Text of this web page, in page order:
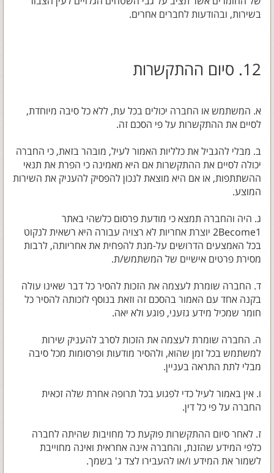
בשירות, ובהודעות לחברים אחרים.
12. סיום ההתקשרות
א. המשתמש או החברה יכולים בכל עת, ללא כל סיבה מיוחדת,
לסיים את ההתקשרות על פי הסכם זה.
ב. מבלי להגביל את כלליות האמור לעיל, מובהר בזאת, כי החברה
יכולה לסיים את ההתקשרות אם היא מאמינה כי הפרת את תנאי
ההשתתפות, או אם היא מוצאת לנכון להפסיק להעניק את השירות
המוצע.
ג. היה והחברה תמצא כי מודעת פרסום כלשהי באתר
2Become1 יוצרת אחריות לא רצויה עבורה היא רשאית לנקוט
בכל האמצעים הדרושים על-מנת להפחית את אחריותה, לרבות
מסירת פרטים אישיים של המשתמש/ת.
ד. החברה שומרת לעצמה את הזכות להסיר כל דבר שאינו עולה
בקנה אחד עם האמור בהסכם זה וזאת בנוסף לזכותה להסיר כל
חומר שמכיל מידע גזעני, פוגע ולא יאה.
ה. החברה שומרת לעצמה את הזכות לסרב להעניק שירות
למשתמש בכל זמן שהוא, ולהסיר מודעות ופרסומות מכל סיבה
מבלי לתת התראה בעניין.
ו. אין באמור לעיל כדי לפגוע בכל תרופה אחרת שלה זכאית
החברה על פי כל דין.
ז. לאחר סיום ההתקשרות פוקעת כל מחויבות שהיתה לחברה
כלפי המידע שהזנת, והחברה אינה אחראית ואינה מחוייבת
לשמור את המידע ו/או להעבירו לצד ג' בשמך.